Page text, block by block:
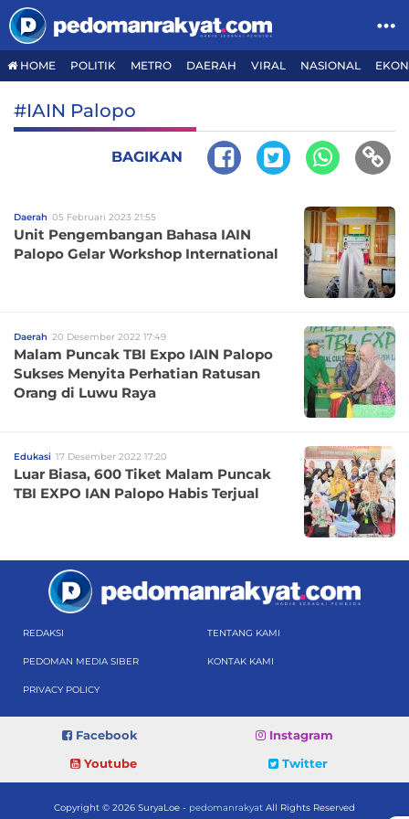
HOME POLITIK METRO DAERAH VIRAL NASIONAL
#IAIN Palopo
BAGIKAN
Daerah 05 Februari 2023 21:55
Unit Pengembangan Bahasa IAIN
Palopo Gelar Workshop International
Daerah 20 Desember 2022 17:49
Malam Puncak TBI Expo IAIN Palopo
Sukses Menyita Perhatian Ratusan
Orang di Luwu Raya
Edukasi 17 Desember 2022 17:20
Luar Biasa, 600 Tiket Malam Puncak
TBI EXPO IAN Palopo Habis Terjual
REDAKSI TENTANG KAMI
PEDOMAN MEDIA SIBER KONTAK KAMI
PRIVACY POLICY
Facebook
Instagram
Youtube
Twitter
Copyright © 2026 SuryaLoe - pedomanrakyat All Rights Reserved